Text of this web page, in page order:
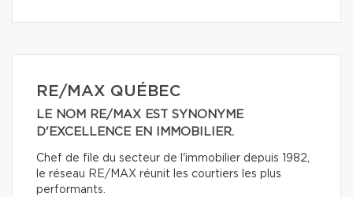
RE/MAX QUÉBEC
LE NOM RE/MAX EST SYNONYME
D'EXCELLENCE EN IMMOBILIER.
Chef de file du secteur de l'immobilier depuis 1982,
le réseau RE/MAX réunit les courtiers les plus
performants.